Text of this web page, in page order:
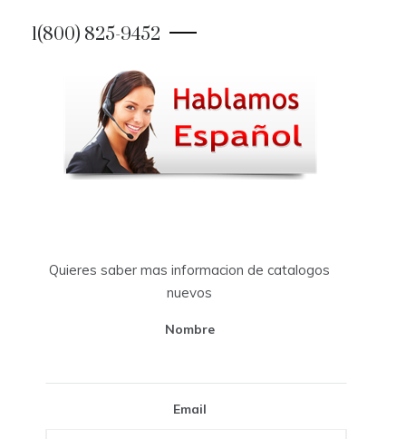
1(800) 825-9452
Quieres saber mas informacion de catalogos
nuevos
Nombre
Email